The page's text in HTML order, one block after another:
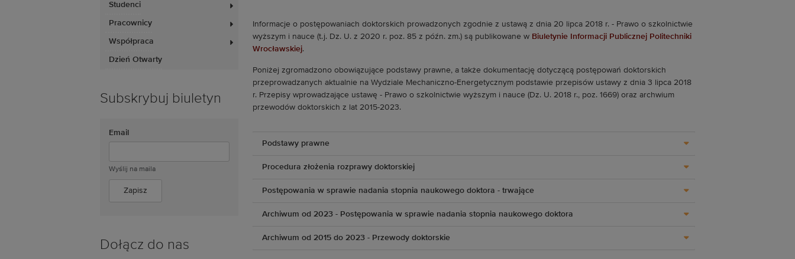
Studenci
Pracownicy
Współpraca
Dzień Otwarty
Subskrybuj biuletyn
Email
Wyślij na maila
Dołącz do nas
Informacje o postępowaniach doktorskich prowadzonych zgodnie z ustawą z dnia 20 lipca 2018 r. - Prawo o szkolnictwie
wyższym i nauce (t.j. Dz. U. z 2020 r. poz. 85 z późn. zm.) są publikowane w Biuletynie Informacji Publicznej Politechniki
Wrocławskiej.
Poniżej zgromadzono obowiązujące podstawy prawne, a także dokumentację dotyczącą postępowań doktorskich
przeprowadzanych aktualnie na Wydziale Mechaniczno-Energetycznym podstawie przepisów ustawy z dnia 3 lipca 2018
r. Przepisy wprowadzające ustawę - Prawo o szkolnictwie wyższym i nauce (Dz. U. 2018 r., poz. 1669) oraz archwium
przewodów doktorskich z lat 2015-2023.
Podstawy prawne
Procedura złożenia rozprawy doktorskiej
Postępowania w sprawie nadania stopnia naukowego doktora - trwające
Archiwum od 2023 - Postępowania w sprawie nadania stopnia naukowego doktora
Archiwum od 2015 do 2023 - Przewody doktorskie